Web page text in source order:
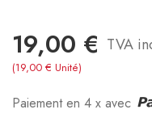
19,00 € TVA
(19,00 € Unité)
Paiement en 4 x avec